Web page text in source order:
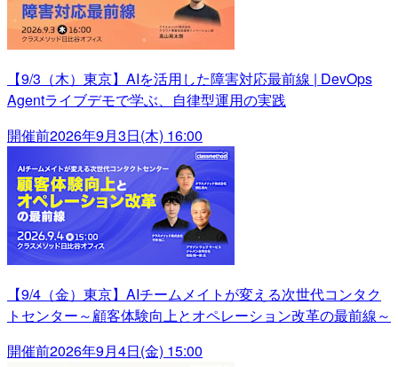
【9/3（木）東京】AIを活用した障害対応最前線 | DevOps
Agentライブデモで学ぶ、自律型運用の実践
開催前2026年9月3日(木) 16:00
【9/4（金）東京】AIチームメイトが変える次世代コンタク
トセンター～顧客体験向上とオペレーション改革の最前線～
開催前2026年9月4日(金) 15:00